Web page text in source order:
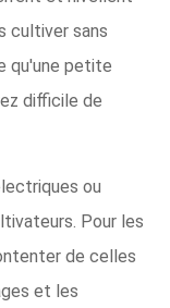
cultiver sans
qu'une petite
difficile de
ou
Pour les
de celles
et les